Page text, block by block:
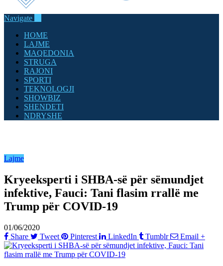
Navigate
HOME
LAJME
MAQEDONIA
STRUGA
RAJONI
SPORTI
TEKNOLOGJI
SHOWBIZ
SHENDETI
NDRYSHE
Lajme
Kryeeksperti i SHBA-së për sëmundjet
infektive, Fauci: Tani flasim rrallë me
Trump për COVID-19
01/06/2020
Share
Tweet Pinterest LinkedIn Tumblr Email +